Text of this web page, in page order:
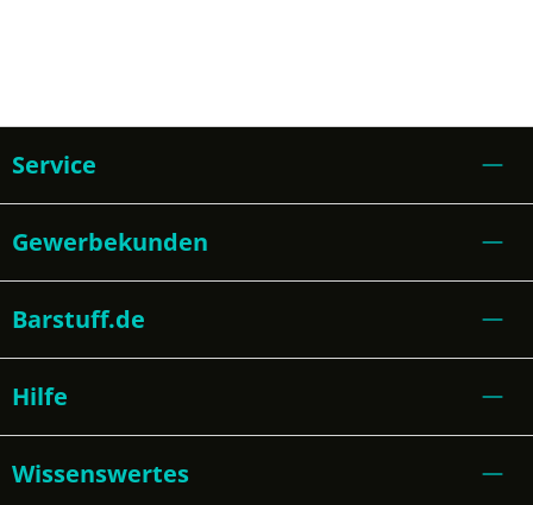
Service
Gewerbekunden
Barstuff.de
Hilfe
Wissenswertes